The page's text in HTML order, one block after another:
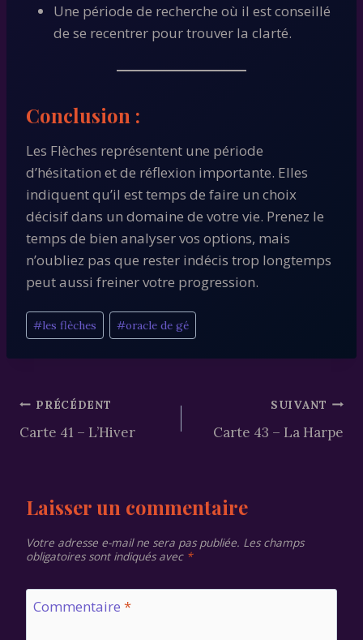
Une période de recherche où il est conseillé
de se recentrer pour trouver la clarté.
Conclusion :
Les Flèches représentent une période
d’hésitation et de réflexion importante. Elles
indiquent qu’il est temps de faire un choix
décisif dans un domaine de votre vie. Prenez le
temps de bien analyser vos options, mais
n’oubliez pas que rester indécis trop longtemps
peut aussi freiner votre progression.
Étiquettes
de
la
#les flèches #oracle de gé
Navigation
de
PRÉCÉDENT
Carte 41 – L’Hiver
SUIVANT
Carte 43 – La Harpe
Laisser un commentaire
Votre adresse e-mail ne sera pas publiée. Les champs
obligatoires sont indiqués avec *
Commentaire *